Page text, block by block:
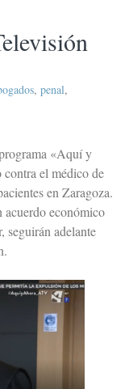
, penal,
«Aquí y
el médico de
en Zaragoza.
acuerdo económico
seguirán adelante